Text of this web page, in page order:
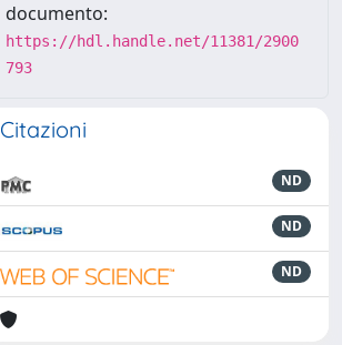
documento:
https://hdl.handle.net/11381/2900
793
Citazioni
ND
ND
ND